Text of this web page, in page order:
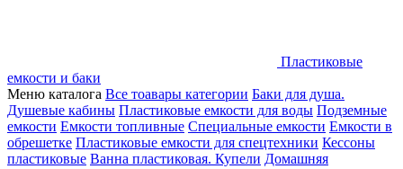
Пластиковые
емкости и баки
Меню каталога Все тоавары категории Баки для душа.
Душевые кабины Пластиковые емкости для воды Подземные
емкости Емкости топливные Специальные емкости Емкости в
обрешетке Пластиковые емкости для спецтехники Кессоны
пластиковые Ванна пластиковая. Купели Домашняя